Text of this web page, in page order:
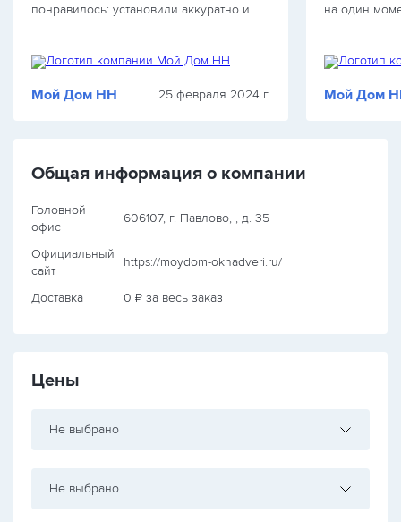
понравилось: установили аккуратно и
только окна приехали, монтаж был…
Мой Дом НН 25 февраля 2024 г.
на один
исправлено.
Мой Дом
Общая информация о компании
Головной
офис
606107, г. Павлово, , д. 35
Официальный
сайт
https://moydom-oknadveri.ru/
Доставка 0 ₽ за весь заказ
Цены
Не выбрано
Не выбрано